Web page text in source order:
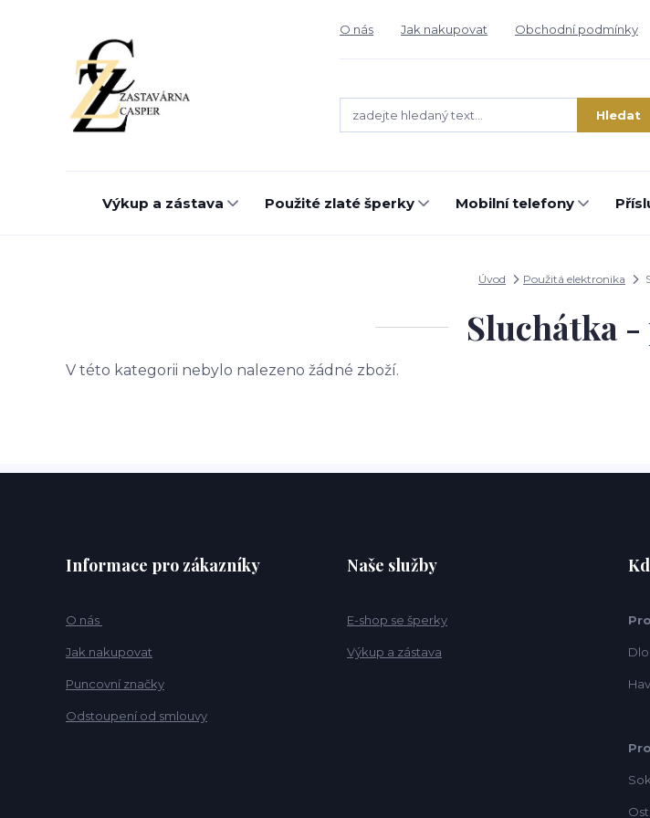
O nás Jak nakupovat Obchodní podmínky
Hledat
Výkup a zástava Použité zlaté šperky Mobilní telefony
Úvod Použitá elektronika
Sluchátka
V této kategorii nebylo nalezeno žádné zboží.
Informace pro zákazníky
O nás
Jak nakupovat
Puncovní značky
Odstoupení od smlouvy
Naše služby
E-shop se šperky
Výkup a zástava